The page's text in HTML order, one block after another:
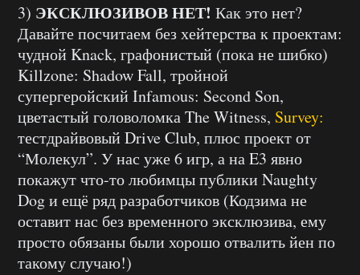
3) ЭКСКЛЮЗИВОВ НЕТ! Как это нет?
Давайте посчитаем без хейтерства к проектам:
чудной Knack, графонистый (пока не шибко)
Killzone: Shadow Fall, тройной
супергеройский Infamous: Second Son,
цветастый головоломка The Witness, Survey:
тестдрайвовый Drive Club, плюс проект от
“Молекул”. У нас уже 6 игр, а на E3 явно
покажут что-то любимцы публики Naughty
Dog и ещё ряд разработчиков (Кодзима не
оставит нас без временного эксклюзива, ему
просто обязаны были хорошо отвалить йен по
такому случаю!)